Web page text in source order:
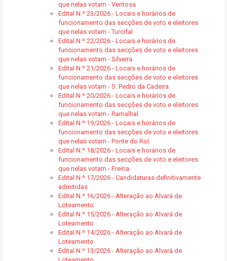
que nelas votam - Ventosa
Edital N.º 23/2026 - Locais e horários de
funcionamento das secções de voto e eleitores
que nelas votam - Turcifal
Edital N.º 22/2026 - Locais e horários de
funcionamento das secções de voto e eleitores
que nelas votam - Silveira
Edital N.º 21/2026 - Locais e horários de
funcionamento das secções de voto e eleitores
que nelas votam - S. Pedro da Cadeira
Edital N.º 20/2026 - Locais e horários de
funcionamento das secções de voto e eleitores
que nelas votam - Ramalhal
Edital N.º 19/2026 - Locais e horários de
funcionamento das secções de voto e eleitores
que nelas votam - Ponte do Rol
Edital N.º 18/2026 - Locais e horários de
funcionamento das secções de voto e eleitores
que nelas votam - Freiria
Edital N.º 17/2026 - Candidaturas definitivamente
admitidas
Edital N.º 16/2026 - Alteração ao Alvará de
Loteamento
Edital N.º 15/2026 - Alteração ao Alvará de
Loteamento
Edital N.º 14/2026 - Alteração ao Alvará de
Loteamento
Edital N.º 13/2026 - Alteração ao Alvará de